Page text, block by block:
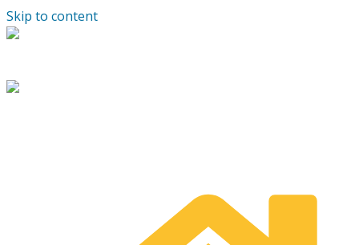
Skip to content